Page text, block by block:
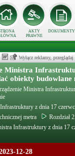
AKTY
PRAWNE
DOKUMENTY
Wyłącz reklamy,
Ministra
obiekty
Ministra
z dnia 17
metra
Rozdział
Infrastruktury z dnia 17
12-28